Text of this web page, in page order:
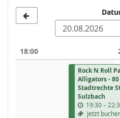
zur
auswählen
18:00
Rock N Roll
Alligators - 80
Stadtrechte
Sulzbach
19:30 –
Jetzt